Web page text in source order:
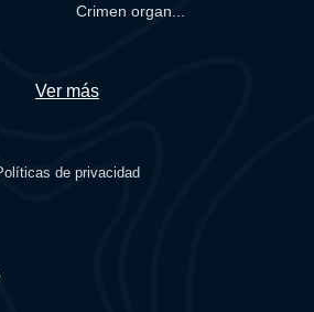
Crimen organ...
Ver más
de privacidad